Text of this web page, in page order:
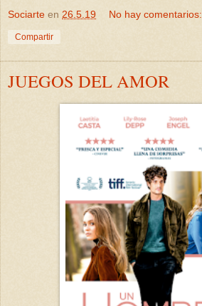
Sociarte en 26.5.19 No hay comentarios:
Compartir
JUEGOS DEL AMOR